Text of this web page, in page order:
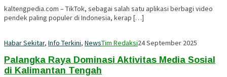
kaltengpedia.com – TikTok, sebagai salah satu aplikasi berbagi video
pendek paling populer di Indonesia, kerap […]
Habar Sekitar, Info Terkini, NewsTim Redaksi24 September 2025
Palangka Raya Dominasi Aktivitas Media Sosial
di Kalimantan Tengah